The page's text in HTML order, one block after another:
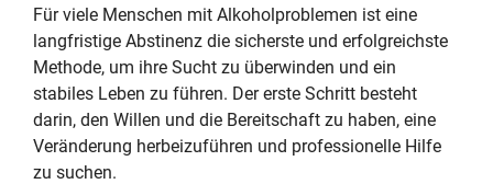
Für viele Menschen mit Alkoholproblemen ist eine
langfristige Abstinenz die sicherste und erfolgreichste
Methode, um ihre Sucht zu überwinden und ein
stabiles Leben zu führen. Der erste Schritt besteht
darin, den Willen und die Bereitschaft zu haben, eine
Veränderung herbeizuführen und professionelle Hilfe
zu suchen.